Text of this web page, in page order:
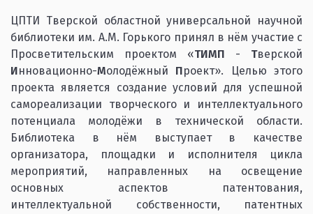
ЦПТИ Тверской областной универсальной научной
библиотеки им. А.М. Горького принял в нём участие с
Просветительским проектом «ТИМП - Тверской
Инновационно-Молодёжный Проект». Целью этого
проекта является создание условий для успешной
самореализации творческого и интеллектуального
потенциала молодёжи в технической области.
Библиотека в нём выступает в качестве
организатора, площадки и исполнителя цикла
мероприятий, направленных на освещение
основных аспектов патентования,
интеллектуальной собственности, патентных